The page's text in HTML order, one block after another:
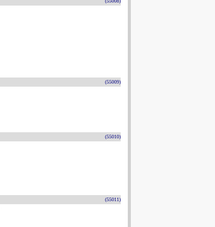
(55009)
(55010)
(55011)